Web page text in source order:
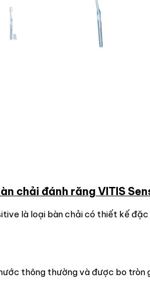
chải đánh răng VITIS
là loại bàn chải có thiết kế
thông thường và được bo tròn